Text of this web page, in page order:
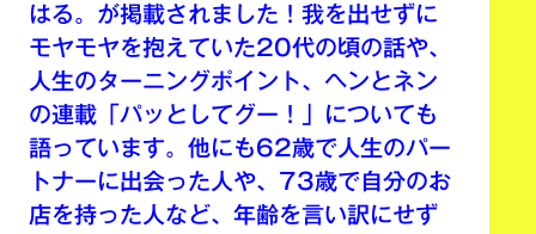
はる。が掲載されました！我を出せずに
モヤモヤを抱えていた20代の頃の話や、
人生のターニングポイント、ヘンとネン
の連載「パッとしてグー！」についても
語っています。他にも62歳で人生のパー
トナーに出会った人や、73歳で自分のお
店を持った人など、年齢を言い訳にせず